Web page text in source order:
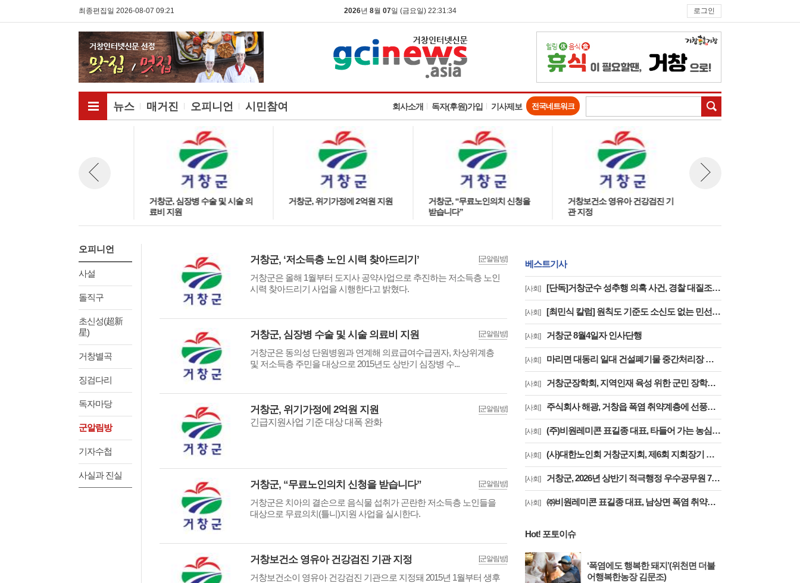
최종편집일 2026-08-07 09:21 2026년 8월 07일 (금요일) 22:31:34 로그인
뉴스 매거진 오피니언 시민참여 회사소개 독자(후원)가입 기사제보 전국네트워크
전체메뉴보기
거창군, 심장병 수술 및 시술 의
료비 지원
거창군, 위기가정에 2억원 지원
거창군, “무료노인의치 신청을
받습니다”
거창보건소 영유아 건강검진 기
관 지정
오피니언
사설
돌직구
초신성(超新
星)
거창별곡
징검다리
독자마당
군알림방
기자수첩
사실과 진실
[군알림방]
거창군, ‘저소득층 노인 시력 찾아드리기’
거창군은 올해 1월부터 도지사 공약사업으로 추진하는 저소득층 노인
시력 찾아드리기 사업을 시행한다고 밝혔다.
[군알림방]
거창군, 심장병 수술 및 시술 의료비 지원
거창군은 동의성 단원병원과 연계해 의료급여수급권자, 차상위계층
및 저소득층 주민을 대상으로 2015년도 상반기 심장병 수...
[군알림방]
거창군, 위기가정에 2억원 지원
긴급지원사업 기준 대상 대폭 완화
[군알림방]
거창군, “무료노인의치 신청을 받습니다”
거창군은 치아의 결손으로 음식물 섭취가 곤란한 저소득층 노인들을
대상으로 무료의치(틀니)지원 사업을 실시한다.
[군알림방]
거창보건소 영유아 건강검진 기관 지정
거창보건소이 영유아 건강검진 기관으로 지정돼 2015년 1월부터 생후
베스트기사
[사회] [단독]거창군수 성추행 의혹 사건, 경찰 대질조사 실시…맞고소 속 수사 본격화
[사회] [최민식 칼럼] 원칙도 기준도 소신도 없는 민선 9기 2026년 거창군청 하반기 정기인사
[사회] 거창군 8월4일자 인사단행
[사회] 마리면 대동리 일대 건설폐기물 중간처리장 추진 절대 반대 기자 회견 및 집회
[사회] 거창군장학회, 지역인재 육성 위한 군민 장학금 기탁 잇따라
[사회] 주식회사 해광, 거창읍 폭염 취약계층에 선풍기 50대 기탁
[사회] (주)비원레미콘 표길종 대표, 타들어 가는 농심에 ‘생명수’ 싣고 달렸다
[사회] (사)대한노인회 거창군지회, 제6회 지회장기 한궁대회 성료
[사회] 거창군, 2026년 상반기 적극행정 우수공무원 7명 선정
[사회] ㈜비원레미콘 표길종 대표, 남상면 폭염 취약계층에 선풍기 20대 기탁… ‘시원한 나눔’ 실천
Hot! 포토이슈
‘폭염에도 행복한 돼지’(위천면 더불
어행복한농장 김문조)